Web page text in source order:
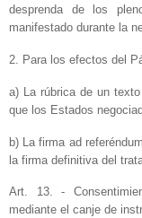
desprenda de los
manifestado durante la
2. Para los efectos del
a) La rúbrica de un
que los Estados
b) La firma ad
la firma definitiva del
Art. 13. -
mediante el canje de